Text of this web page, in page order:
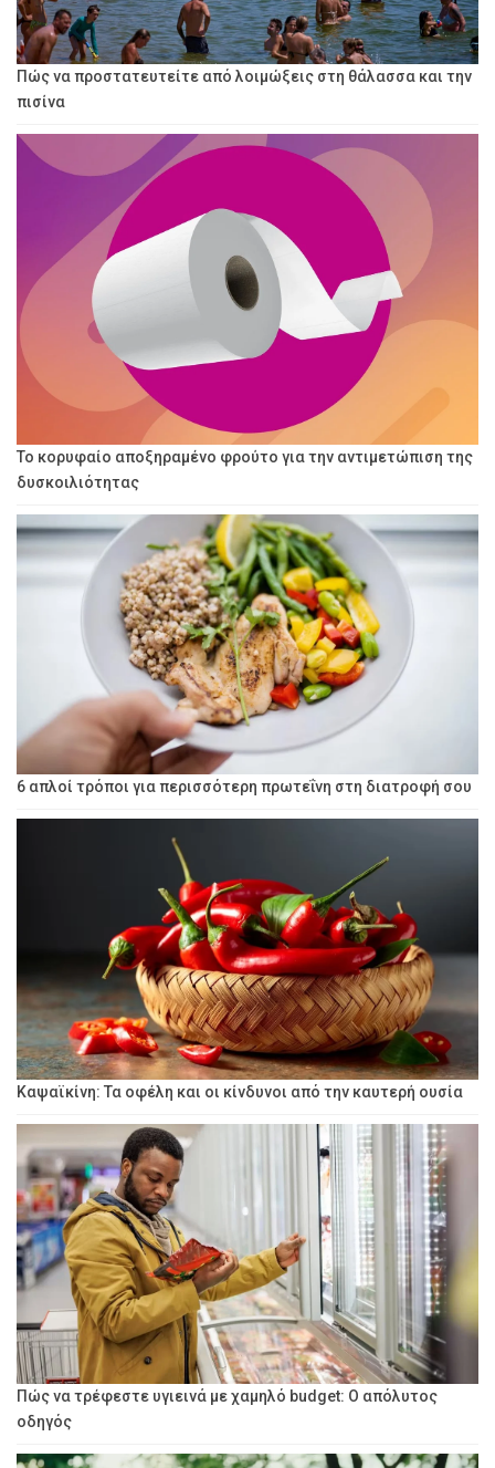
Πώς να προστατευτείτε από λοιμώξεις στη θάλασσα και την
πισίνα
Το κορυφαίο αποξηραμένο φρούτο για την αντιμετώπιση της
δυσκοιλιότητας
6 απλοί τρόποι για περισσότερη πρωτεΐνη στη διατροφή σου
Καψαϊκίνη: Τα οφέλη και οι κίνδυνοι από την καυτερή ουσία
Πώς να τρέφεστε υγιεινά με χαμηλό budget: Ο απόλυτος
οδηγός